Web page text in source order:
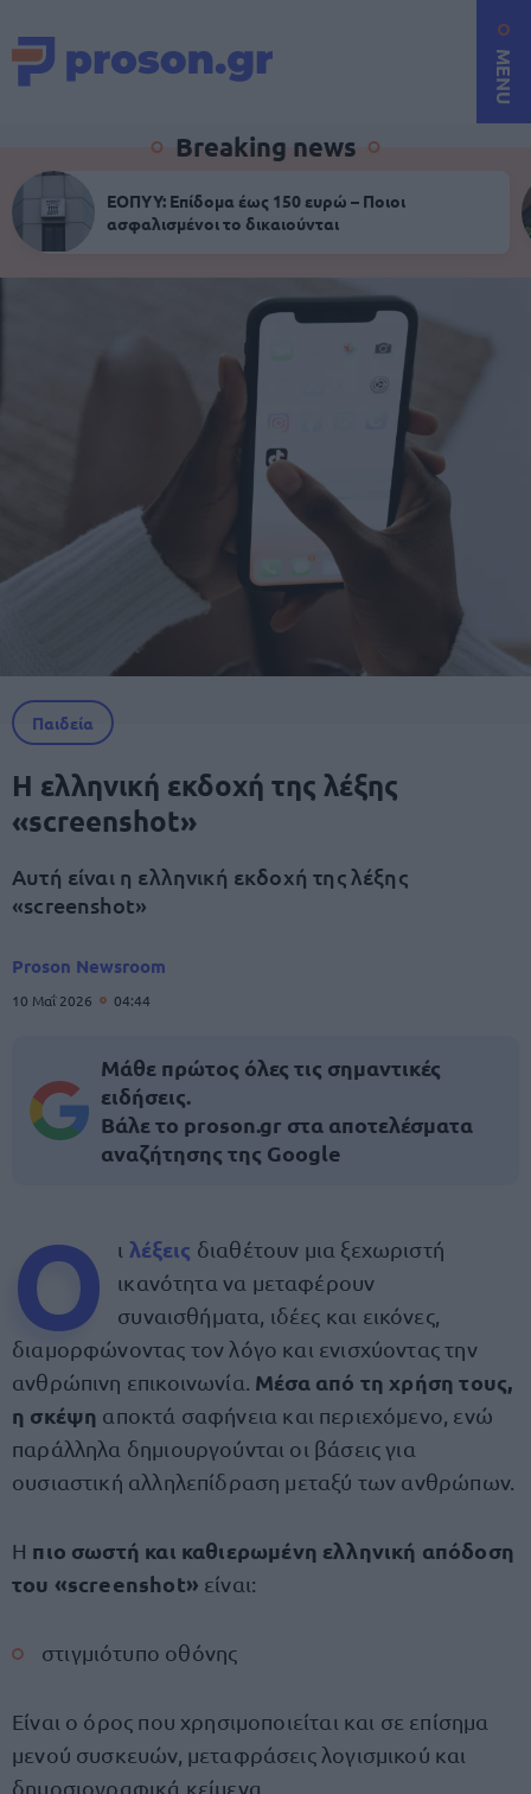
MENU
Breaking news
ΕΟΠΥΥ: Επίδομα έως 150 ευρώ – Ποιοι
ασφαλισμένοι το δικαιούνται
Παιδεία
Η ελληνική εκδοχή της λέξης
«screenshot»
Αυτή είναι η ελληνική εκδοχή της λέξης
«screenshot»
Proson Newsroom
10 Μαΐ 2026 04:44
Μάθε πρώτος όλες τις σημαντικές
ειδήσεις.
Βάλε το proson.gr στα αποτελέσματα
αναζήτησης της Google
Ο ι λέξεις διαθέτουν μια ξεχωριστή
ικανότητα να μεταφέρουν
συναισθήματα, ιδέες και εικόνες,
διαμορφώνοντας τον λόγο και ενισχύοντας την
ανθρώπινη επικοινωνία. Μέσα από τη χρήση τους,
η σκέψη αποκτά σαφήνεια και περιεχόμενο, ενώ
παράλληλα δημιουργούνται οι βάσεις για
ουσιαστική αλληλεπίδραση μεταξύ των ανθρώπων.
Η πιο σωστή και καθιερωμένη ελληνική απόδοση
του «screenshot» είναι:
στιγμιότυπο οθόνης
Είναι ο όρος που χρησιμοποιείται και σε επίσημα
μενού συσκευών, μεταφράσεις λογισμικού και
δημοσιογραφικά κείμενα.